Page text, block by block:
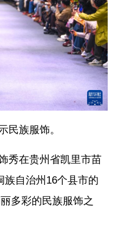
民族服饰。
秀在贵州省凯里市苗
族自治州16个县市的
多彩的民族服饰之